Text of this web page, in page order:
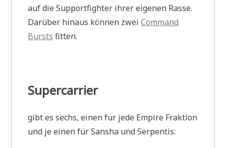
auf die Supportfighter ihrer eigenen Rasse.
Darüber hinaus können zweiCommand
Bursts fitten.
Supercarrier
gibt es sechs, einen für jede Empire Fraktion
und je einen für Sansha und Serpentis: